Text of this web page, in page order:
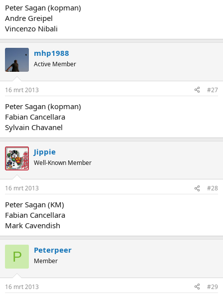
Peter Sagan (kopman)
Andre Greipel
Vincenzo Nibali
mhp1988
Active Member
16 mrt 2013 #27
Peter Sagan (kopman)
Fabian Cancellara
Sylvain Chavanel
Jippie
Well-Known Member
16 mrt 2013 #28
Peter Sagan (KM)
Fabian Cancellara
Mark Cavendish
P Peterpeer
Member
16 mrt 2013 #29